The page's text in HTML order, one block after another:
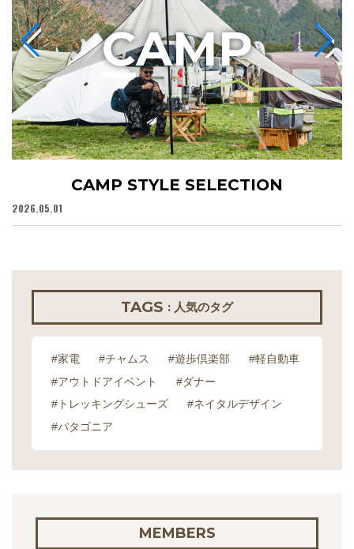
CAMP STYLE SELECTION
2026.05.01
CAMP
TAGS : 人気のタグ
#家電 #チャムス #遊歩倶楽部
#軽自動車
#アウトドアイベント
#ダナー
#トレッキングシューズ
#ネイタルデザイン
#パタゴニア
MEMBERS